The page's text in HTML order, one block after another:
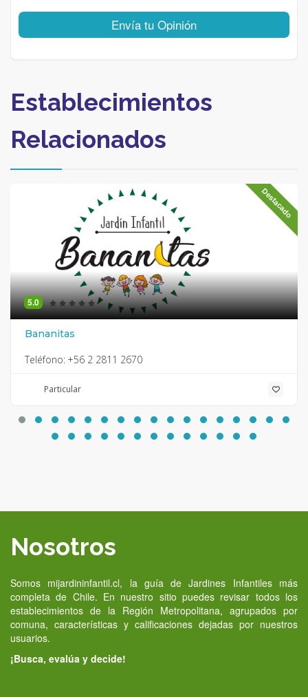
Envía tu Opinión
Establecimientos
Relacionados
Destacado
5.0
Bananitas
Teléfono: +56 2 2811 2670
Particular
Nosotros
Somos mijardininfantil.cl, la guía de Jardines Infantiles más
completa de Chile. En nuestro sitio puedes revisar todos los
establecimientos de la Región Metropolitana, agrupados por
comuna, características y calificaciones dejadas por nuestros
usuarios.
¡Busca, evalúa y decide!